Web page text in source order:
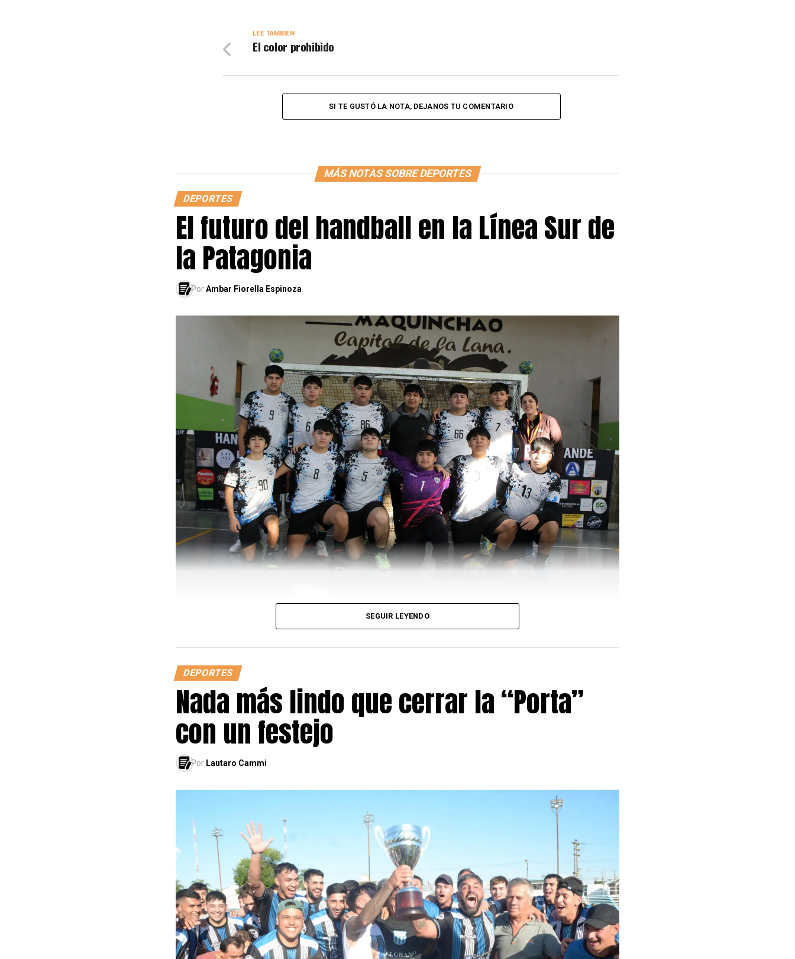
LEÉ TAMBIÉN
El color prohibido
SI TE GUSTÓ LA NOTA, DEJANOS TU COMENTARIO
MÁS NOTAS SOBRE DEPORTES
DEPORTES
El futuro del handball en la Línea Sur de
la Patagonia
PorAmbar Fiorella Espinoza
SEGUIR LEYENDO
DEPORTES
Nada más lindo que cerrar la “Porta”
con un festejo
Por Lautaro Cammi